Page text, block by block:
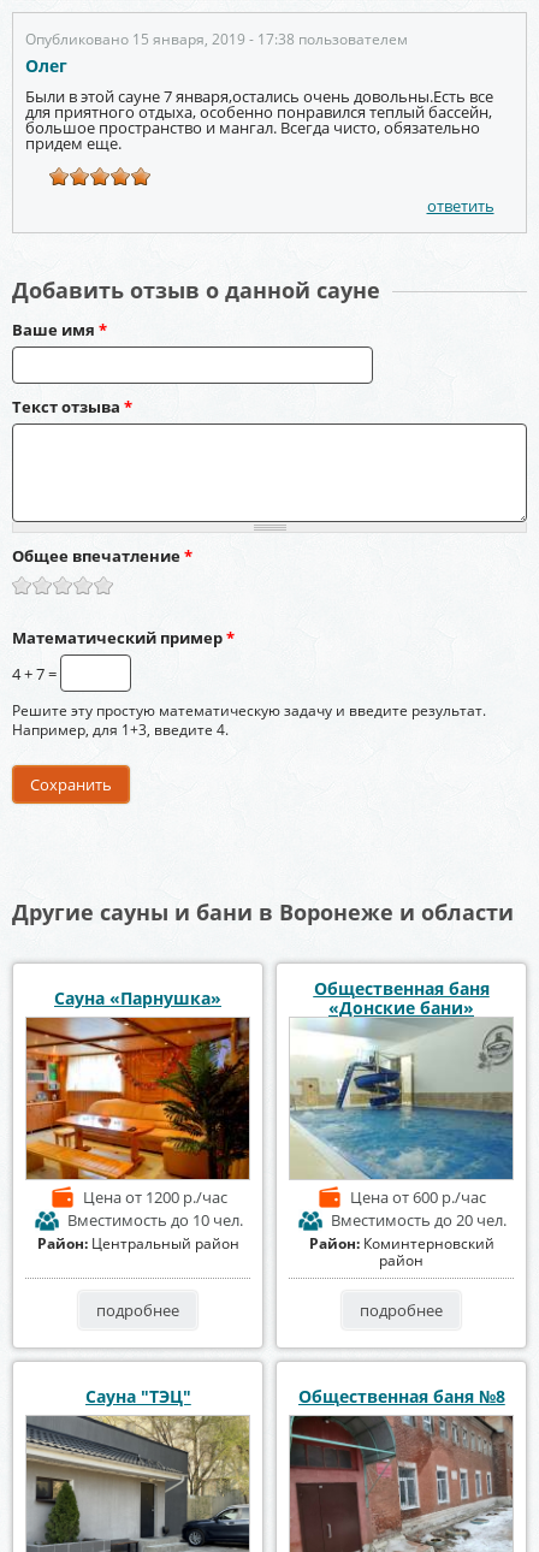
Опубликовано 15 января, 2019 - 17:38 пользователем
Олег
Были в этой сауне 7 января,остались очень довольны.Есть все
для приятного отдыха, особенно понравился теплый бассейн,
большое пространство и мангал. Всегда чисто, обязательно
придем еще.
ответить
Добавить отзыв о данной сауне
Ваше имя *
Текст отзыва *
Общее впечатление*
Математический пример*
4 + 7 =
Решите эту простую математическую задачу и введите результат.
Например, для 1+3, введите 4.
Другие сауны и бани в Воронеже и области
Сауна «Парнушка»
Ценаот 1200 р./час
Вместимость до 10 чел.
Район: Центральный район
подробнее
Общественная баня
«Донские бани»
Ценаот 600 р./час
Вместимость до 20 чел.
Район: Коминтерновский
район
подробнее
Сауна "ТЭЦ" Общественная баня №8